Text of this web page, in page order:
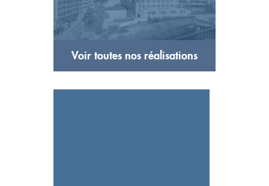
Voir toutes nos réalisations